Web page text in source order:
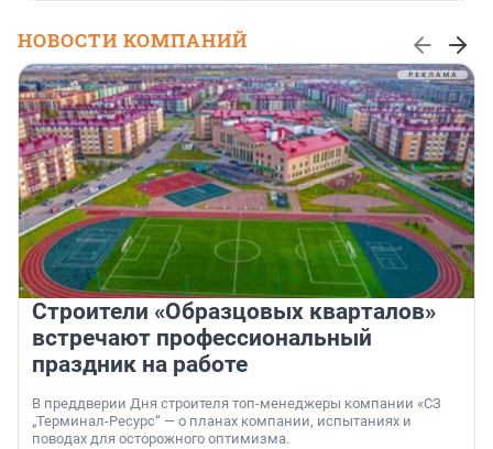
НОВОСТИ КОМПАНИЙ
Строители «Образцовых кварталов»
встречают профессиональный
праздник на работе
В преддверии Дня строителя топ-менеджеры компании «СЗ
„Терминал-Ресурс“ — о планах компании, испытаниях и
поводах для осторожного оптимизма.